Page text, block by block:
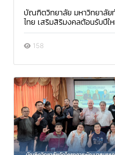
บัณฑิตวิทยาลัย มหาวิทยาลั
ไทย เสริมสิริมงคลต้อนรับปีใ
158